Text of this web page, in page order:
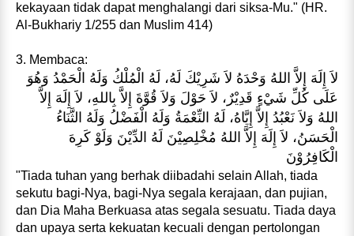
kekayaan tidak dapat menghalangi dari siksa-Mu." (HR.
Al-Bukhariy 1/255 dan Muslim 414)
3. Membaca:
لاَ إِلَهَ إِلاَّ اللهُ وَحْدَهُ لاَ شَرِيْكَ لَهُ، لَهُ الْمُلْكُ وَلَهُ الْحَمْدُ وَهُوَ
عَلَى كُلِّ شَيْءٍ قَدِيْرٌ، لاَ حَوْلَ وَلاَ قُوَّةَ إِلاَّ بِاللهِ، لاَ إِلَهَ إِلاَّ
اللهُ وَلاَ نَعْبُدُ إِلاَّ إِيَّاهُ، لَهُ النِّعْمَةُ وَلَهُ الْفَضْلُ وَلَهُ الثَّنَاءُ
الْحَسَنُ، لاَ إِلَهَ إِلاَّ اللهُ مُخْلِصِيْنَ لَهُ الدِّيْنَ وَلَوْ كَرِهَ
الْكَافِرُوْنَ
"Tiada tuhan yang berhak diibadahi selain Allah, tiada
sekutu bagi-Nya, bagi-Nya segala kerajaan, dan pujian,
dan Dia Maha Berkuasa atas segala sesuatu. Tiada daya
dan upaya serta kekuatan kecuali dengan pertolongan